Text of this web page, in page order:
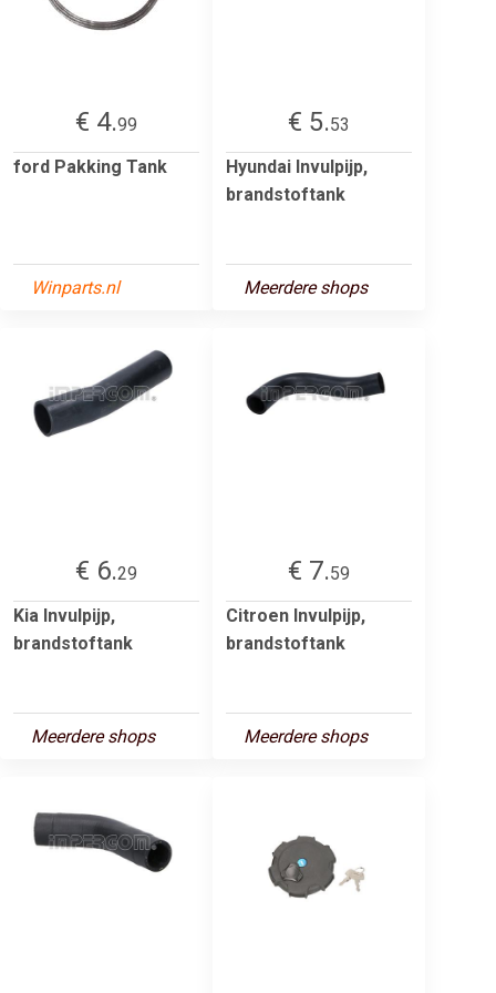
€ 4.99
ford Pakking Tank
Winparts.nl
€ 5.53
Hyundai Invulpijp,
brandstoftank
Meerdere shops
€ 6.29
Kia Invulpijp,
brandstoftank
Meerdere shops
€ 7.59
Citroen Invulpijp,
brandstoftank
Meerdere shops